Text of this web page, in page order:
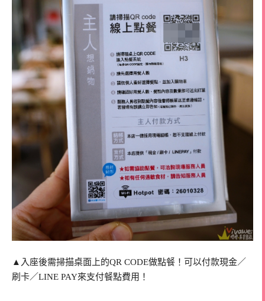
▲入座後需掃描桌面上的QR CODE做點餐！可以付款現金／
刷卡／LINE PAY來支付餐點費用！